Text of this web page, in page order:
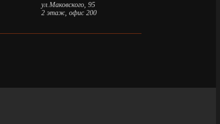
ул.Маковского, 95
2 этаж, офис 200